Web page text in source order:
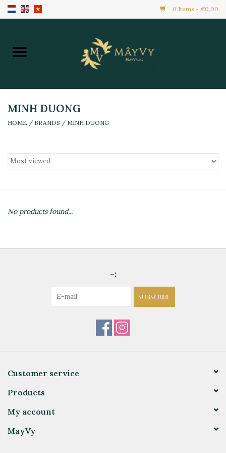
0 Items - €0,00
Home
Hàng Mới
Toàn Bộ Sản Phẩm
MINH DUONG
HOME / BRANDS / MINH DUONG
No products found...
-:
SUBSCRIBE
Customer service
Products
My account
MayVy